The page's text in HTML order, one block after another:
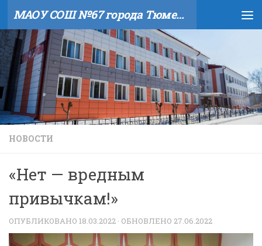
Skip to content МАОУ СОШ №67 города Тюмени
НОВОСТИ
«Нет — вредным
привычкам!»
ОПУБЛИКОВАНО 18.03.2022 · ОБНОВЛЕНО 27.06.2022